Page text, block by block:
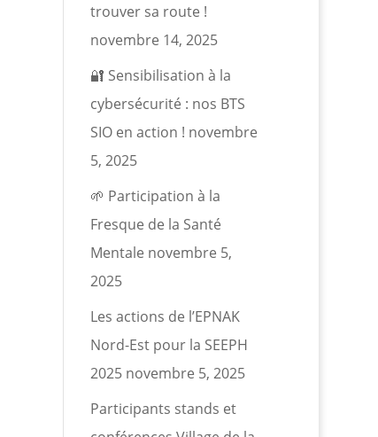
trouver sa route !
novembre 14, 2025
🔐 Sensibilisation à la
cybersécurité : nos BTS
SIO en action ! novembre
5, 2025
🌱 Participation à la
Fresque de la Santé
Mentale novembre 5,
2025
Les actions de l’EPNAK
Nord-Est pour la SEEPH
2025 novembre 5, 2025
Participants stands et